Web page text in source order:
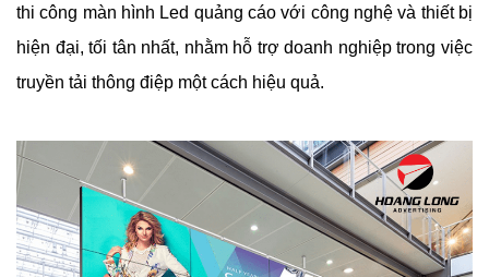
thi công màn hình Led quảng cáo với công nghệ và thiết bị
hiện đại, tối tân nhất, nhằm hỗ trợ doanh nghiệp trong việc
truyền tải thông điệp một cách hiệu quả.